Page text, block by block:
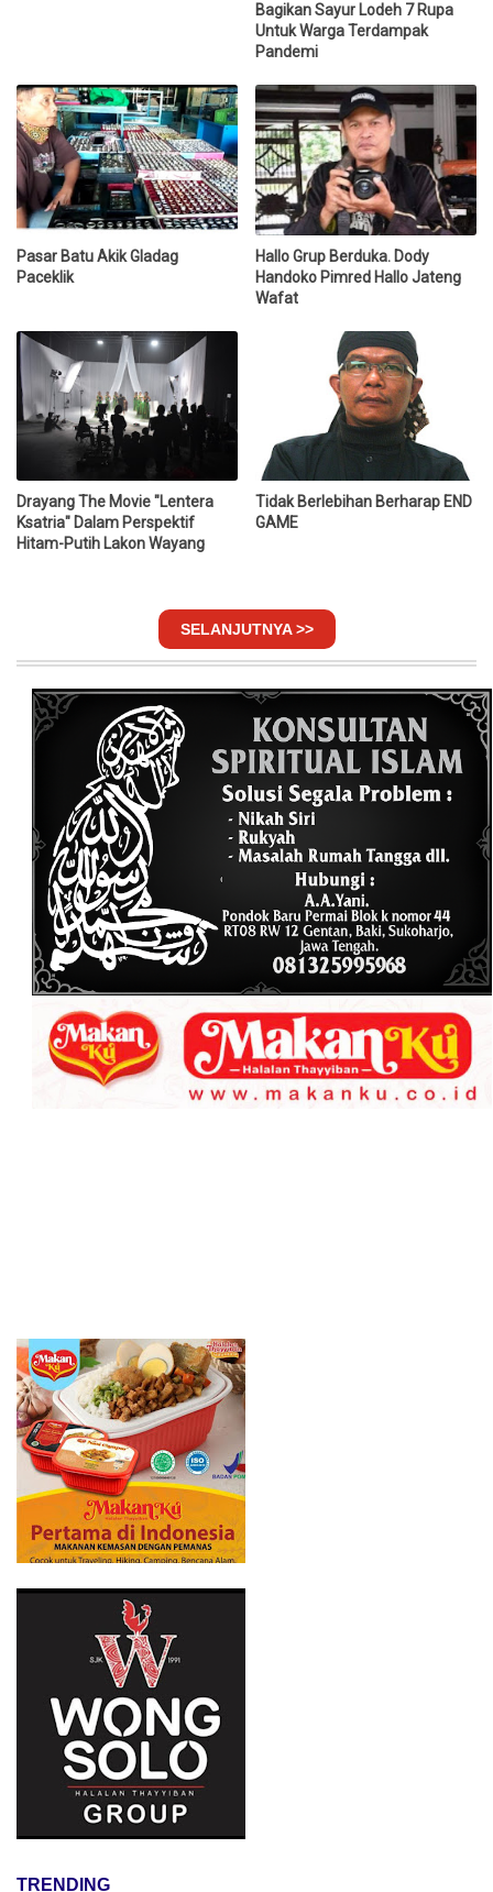
Bagikan Sayur Lodeh 7 Rupa
Untuk Warga Terdampak
Pandemi
Pasar Batu Akik Gladag
Paceklik
Hallo Grup Berduka. Dody
Handoko Pimred Hallo Jateng
Wafat
Drayang The Movie "Lentera
Ksatria" Dalam Perspektif
Hitam-Putih Lakon Wayang
Tidak Berlebihan Berharap END
GAME
SELANJUTNYA >>
TRENDING